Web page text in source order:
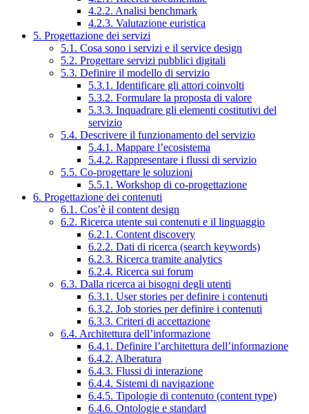
4.2.2. Analisi benchmark
4.2.3. Valutazione euristica
5. Progettazione dei servizi
5.1. Cosa sono i servizi e il service design
5.2. Progettare servizi pubblici digitali
5.3. Definire il modello di servizio
5.3.1. Identificare gli attori coinvolti
5.3.2. Formulare la proposta di valore
5.3.3. Inquadrare gli elementi costitutivi del
servizio
5.4. Descrivere il funzionamento del servizio
5.4.1. Mappare l’ecosistema
5.4.2. Rappresentare i flussi di servizio
5.5. Co-progettare le soluzioni
5.5.1. Workshop di co-progettazione
6. Progettazione dei contenuti
6.1. Cos’è il content design
6.2. Ricerca utente sui contenuti e il linguaggio
6.2.1. Content discovery
6.2.2. Dati di ricerca (search keywords)
6.2.3. Ricerca tramite analytics
6.2.4. Ricerca sui forum
6.3. Dalla ricerca ai bisogni degli utenti
6.3.1. User stories per definire i contenuti
6.3.2. Job stories per definire i contenuti
6.3.3. Criteri di accettazione
6.4. Architettura dell’informazione
6.4.1. Definire l’architettura dell’informazione
6.4.2. Alberatura
6.4.3. Flussi di interazione
6.4.4. Sistemi di navigazione
6.4.5. Tipologie di contenuto (content type)
6.4.6. Ontologie e standard